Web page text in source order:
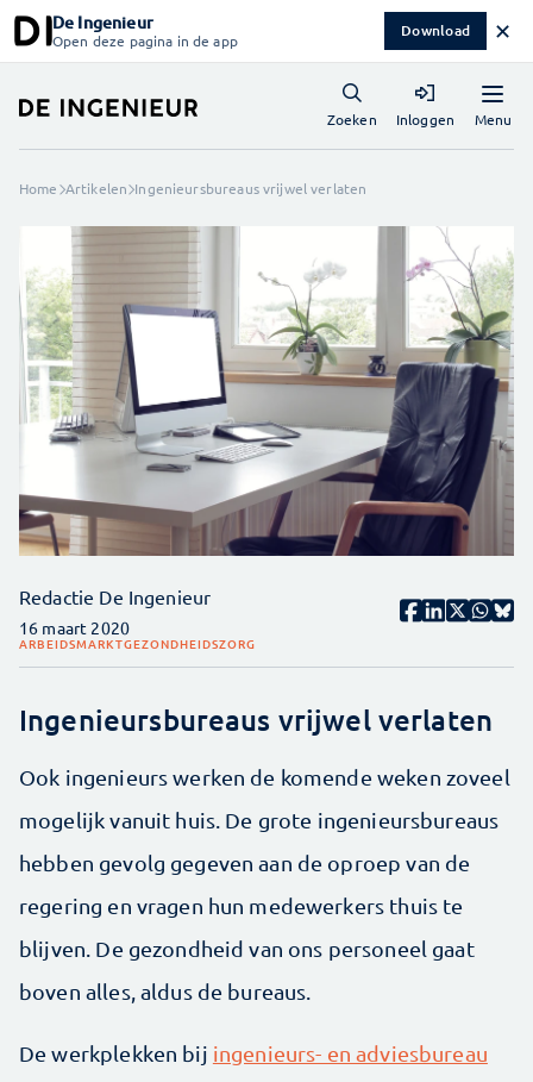
De Ingenieur
Open deze pagina in de app Download ✕
Menu
Zoeken Inloggen
Home Artikelen Ingenieursbureaus vrijwel verlaten
Redactie De Ingenieur
16 maart 2020
ARBEIDSMARKTGEZONDHEIDSZORG
Ingenieursbureaus vrijwel verlaten
Ook ingenieurs werken de komende weken zoveel
mogelijk vanuit huis. De grote ingenieursbureaus
hebben gevolg gegeven aan de oproep van de
regering en vragen hun medewerkers thuis te
blijven. De gezondheid van ons personeel gaat
boven alles, aldus de bureaus.
De werkplekken bij ingenieurs- en adviesbureau